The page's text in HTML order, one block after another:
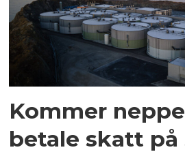
Kommer
betale skatt